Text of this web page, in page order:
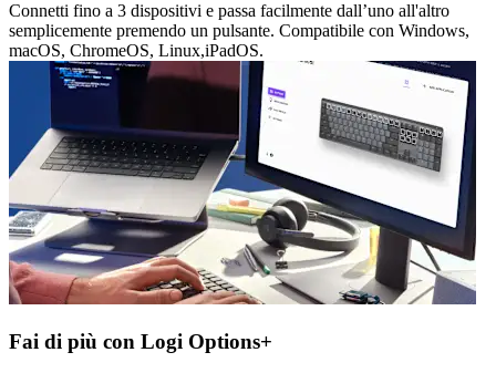
Connetti fino a 3 dispositivi e passa facilmente dall’uno all'altro
semplicemente premendo un pulsante. Compatibile con Windows,
macOS, ChromeOS, Linux,iPadOS.
Fai di più con Logi Options+